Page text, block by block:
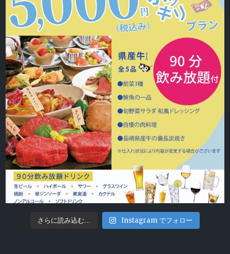
さらに読み込む... Instagram でフォロー